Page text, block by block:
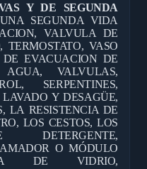
Y DE SEGUNDA
SEGUNDA VIDA
VALVULA DE
TERMOSTATO, VASO
EVACUACION DE
VALVULAS,
SERPENTINES,
Y DESAGÜE,
LA RESISTENCIA DE
LOS CESTOS, LOS
DETERGENTE,
O MÓDULO
DE VIDRIO,